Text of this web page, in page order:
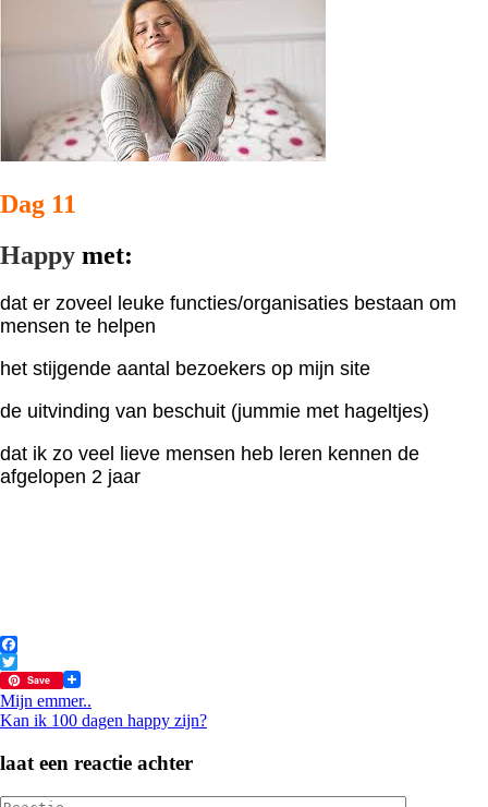
Dag 11
Happy met:
dat er zoveel leuke functies/organisaties bestaan om
mensen te helpen
het stijgende aantal bezoekers op mijn site
de uitvinding van beschuit (jummie met hageltjes)
dat ik zo veel lieve mensen heb leren kennen de
afgelopen 2 jaar
Facebook
Twitter
Save
Bericht
navigatie
Mijn emmer..
Kan ik 100 dagen happy zijn?
laat een reactie achter